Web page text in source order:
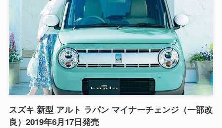
スズキ 新型 アルト ラパン マイナーチェンジ（一部改
良）2019年6月17日発売